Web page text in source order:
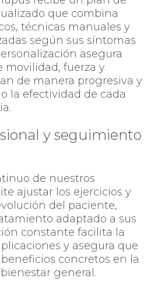
que combina
técnicas manuales y
según sus síntomas
asegura
movilidad, fuerza y
de manera progresiva y
la efectividad de cada
y seguimiento
de nuestros
ajustar los ejercicios y
del paciente,
adaptado a sus
constante facilita la
y asegura que
concretos en la
general.